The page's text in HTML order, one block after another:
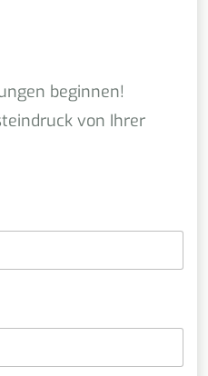
beginnen!
von Ihrer